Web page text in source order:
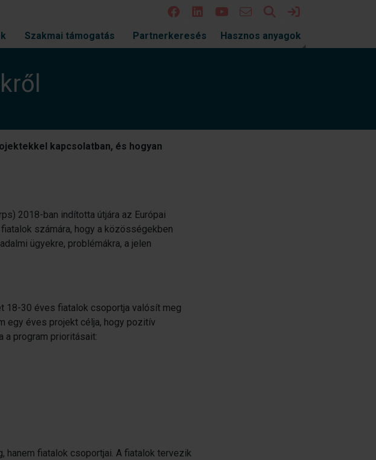
Keresés
Szakmai támogatás Partnerkeresés Hasznos anyagok
kapcsolatban, és hogyan
2018-ban indította útjára az Európai
számára, hogy a közösségekben
ügyekre, problémákra, a jelen
18-30 éves fiatalok csoportja valósít meg
egy éves projekt célja, hogy pozitív
a program prioritásait:
hanem fiatalok csoportjai. A fiatalok tervezik